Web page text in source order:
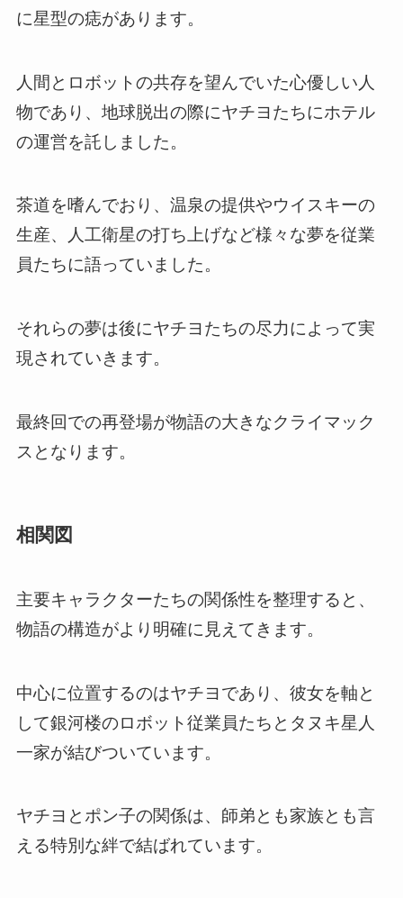
に星型の痣があります。
人間とロボットの共存を望んでいた心優しい人
物であり、地球脱出の際にヤチヨたちにホテル
の運営を託しました。
茶道を嗜んでおり、温泉の提供やウイスキーの
生産、人工衛星の打ち上げなど様々な夢を従業
員たちに語っていました。
それらの夢は後にヤチヨたちの尽力によって実
現されていきます。
最終回での再登場が物語の大きなクライマック
スとなります。
相関図
主要キャラクターたちの関係性を整理すると、
物語の構造がより明確に見えてきます。
中心に位置するのはヤチヨであり、彼女を軸と
して銀河楼のロボット従業員たちとタヌキ星人
一家が結びついています。
ヤチヨとポン子の関係は、師弟とも家族とも言
える特別な絆で結ばれています。